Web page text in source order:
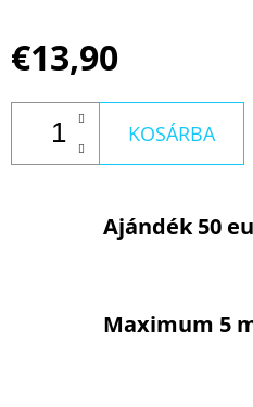
€13,90
KOSÁRBA
Ajándék 50
Maximum 5